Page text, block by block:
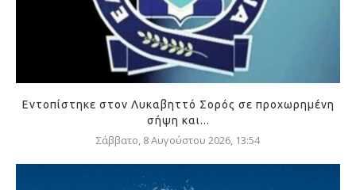
Εντοπίστηκε στον Λυκαβηττό Σορός σε προχωρημένη
σήψη και...
Σάββατο, 8 Αυγούστου 2026, 13:54